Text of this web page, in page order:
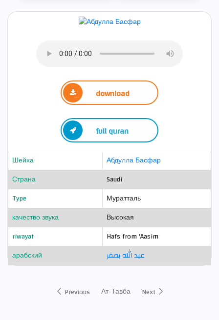
download
full quran
Шейха
Абдулла Басфар
Страна
Saudi
Type
Муратталь
качество звука
Высокая
riwayat
Hafs from 'Aasim
арабский
عبد الله بصفر
Previous Ат-Тавба Next